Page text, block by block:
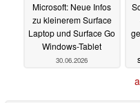
Microsoft: Neue Infos
zu kleinerem Surface
Laptop und Surface Go
Windows-Tablet
30.06.2026